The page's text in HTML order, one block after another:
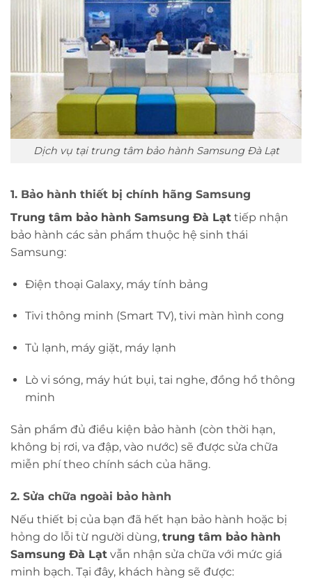
Dịch vụ tại trung tâm bảo hành Samsung Đà Lạt
1. Bảo hành thiết bị chính hãng Samsung
Trung tâm bảo hành Samsung Đà Lạt tiếp nhận
bảo hành các sản phẩm thuộc hệ sinh thái
Samsung:
Điện thoại Galaxy, máy tính bảng
Tivi thông minh (Smart TV), tivi màn hình cong
Tủ lạnh, máy giặt, máy lạnh
Lò vi sóng, máy hút bụi, tai nghe, đồng hồ thông
minh
Sản phẩm đủ điều kiện bảo hành (còn thời hạn,
không bị rơi, va đập, vào nước) sẽ được sửa chữa
miễn phí theo chính sách của hãng.
2. Sửa chữa ngoài bảo hành
Nếu thiết bị của bạn đã hết hạn bảo hành hoặc bị
hỏng do lỗi từ người dùng, trung tâm bảo hành
Samsung Đà Lạt vẫn nhận sửa chữa với mức giá
minh bạch. Tại đây, khách hàng sẽ được: